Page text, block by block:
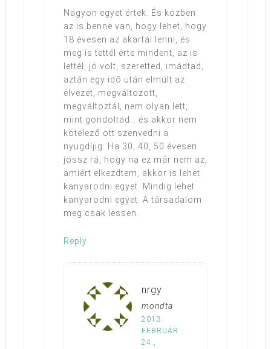
Nagyon egyet értek. És közben
az is benne van, hogy lehet, hogy
18 évesen az akartál lenni, és
meg is tettél érte mindent, az is
lettél, jó volt, szeretted, imádtad,
aztán egy idő után elmúlt az
élvezet, megváltozott,
megváltoztál, nem olyan lett,
mint gondoltad… és akkor nem
kötelező ott szenvedni a
nyugdíjig. Ha 30, 40, 50 évesen
jössz rá, hogy na ez már nem az,
amiért elkezdtem, akkor is lehet
kanyarodni egyet. Mindig lehet
kanyarodni egyet. A társadalom
meg csak lessen.
Reply
nrgy
mondta
2013.
FEBRUÁR
24.,